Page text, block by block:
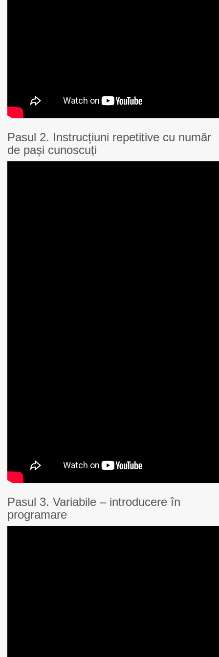
Pasul 2. Instrucțiuni repetitive cu număr
de pași cunoscuți
Pasul 3. Variabile – introducere în
programare